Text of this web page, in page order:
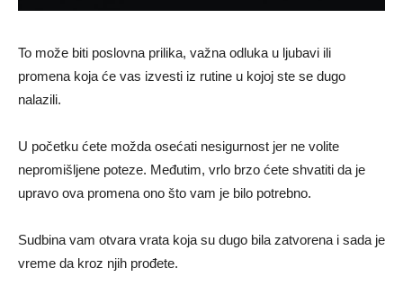
To može biti poslovna prilika, važna odluka u ljubavi ili
promena koja će vas izvesti iz rutine u kojoj ste se dugo
nalazili.
U početku ćete možda osećati nesigurnost jer ne volite
nepromišljene poteze. Međutim, vrlo brzo ćete shvatiti da je
upravo ova promena ono što vam je bilo potrebno.
Sudbina vam otvara vrata koja su dugo bila zatvorena i sada je
vreme da kroz njih prođete.